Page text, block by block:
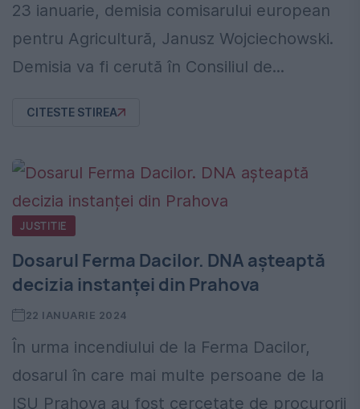
23 ianuarie, demisia comisarului european
pentru Agricultură, Janusz Wojciechowski.
Demisia va fi cerută în Consiliul de...
CITESTE STIREA
JUSTITIE
Dosarul Ferma Dacilor. DNA așteaptă
decizia instanței din Prahova
22 IANUARIE 2024
În urma incendiului de la Ferma Dacilor,
dosarul în care mai multe persoane de la
ISU Prahova au fost cercetate de procurorii